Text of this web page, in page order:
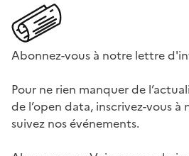
Abonnez-vous à notre lettre
Pour ne rien manquer de
de l’open data, inscrivez-vous
suivez nos événements.